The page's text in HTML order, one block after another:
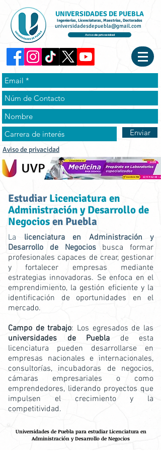
UNIVERSIDADES DE PUEBLA
Ingenierías, Licenciaturas, Maestrías, Doctorados
universidadesdepuebla@gmail.com
Aviso de privacidad
Enviar
Aviso de privacidad
EstudiarLicenciatura en
Administración y Desarrollo de
Negociosen Puebla
La licenciatura en Administración y
Desarrollo de Negocios
busca formar
profesionales capaces de crear, gestionar
y fortalecer empresas mediante
estrategias innovadoras. Se enfoca en el
emprendimiento, la gestión eficiente y la
identificación de oportunidades en el
mercado.
Campo de trabajo: Los egresados de las
universidades de Puebla de esta
licenciatura pueden desarrollarse en
empresas nacionales e internacionales,
consultorías, incubadoras de negocios,
cámaras empresariales o como
emprendedores, liderando proyectos que
impulsen el crecimiento y la
competitividad.
Universidades de Puebla para estudiar Licenciatura en
Administración y Desarrollo de Negocios